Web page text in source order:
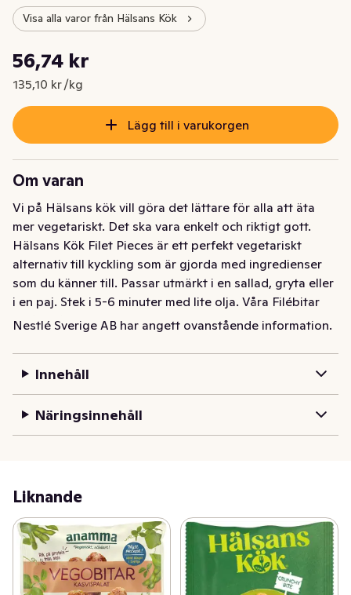
Visa alla varor från Hälsans Kök
Nuvarande pris är: 56,74 kr
56,74 kr
135,10 kr /kg
Styckpris: 135,10 kr /kg
Lägg till i varukorgen
Om varan
Vi på Hälsans kök vill göra det lättare för alla att äta
mer vegetariskt. Det ska vara enkelt och riktigt gott.
Hälsans Kök Filet Pieces är ett perfekt vegetariskt
alternativ till kyckling som är gjorda med ingredienser
som du känner till. Passar utmärkt i en sallad, gryta eller
i en paj. Stek i 5-6 minuter med lite olja. Våra Filébitar
ingår i vårt koncept, Ingredienser, vilka är basen för
perfekt till olika pastasåser, sallader, wraps - och
mycket mer! Sortimentet består av Filébitar, Färs, Soja
bacon och Vegostrimlor. Produkten kan innehålla spår
av VETE, ÄGG, SESAMFRÖN, SELLERI och SENAP.
Observera att det alltid är innehållsförteckningen på
Nestlé Sverige AB har angett ovanstående information.
Innehåll
Näringsinnehåll
Liknande